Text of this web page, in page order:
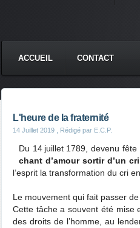
ACCUEIL CONTACT
L'heure de la fraternité
14 Juillet 2019 , Rédigé par E.C.P.
Du 14 juillet 1789, devenu
chant d’amour sortir d’un
l’esprit la transformation du cri
Le mouvement qui fait passer
Cette tâche a souvent été mise
des droits de l’homme, au